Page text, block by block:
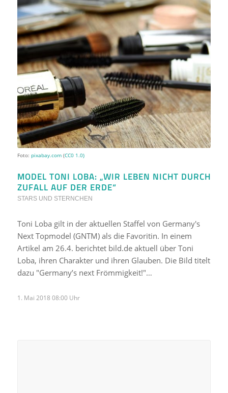
Foto: pixabay.com(CC0 1.0)
MODEL TONI LOBA: „WIR LEBEN NICHT DURCH
ZUFALL AUF DER ERDE“
STARS UND STERNCHEN
Toni Loba gilt in der aktuellen Staffel von Germany's
Next Topmodel (GNTM) als die Favoritin. In einem
Artikel am 26.4. berichtet bild.de aktuell über Toni
Loba, ihren Charakter und ihren Glauben. Die Bild titelt
dazu "Germany’s next Frömmigkeit!"…
1. Mai 2018 08:00 Uhr